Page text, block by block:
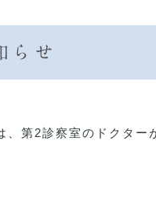
らせ
第2診察室のドクター